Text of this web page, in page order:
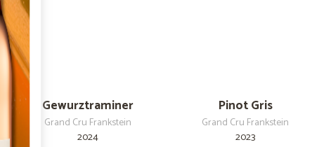
Gewurztraminer
Grand Cru Frankstein
2024
Pinot Gris
Grand Cru Frankstein
2023